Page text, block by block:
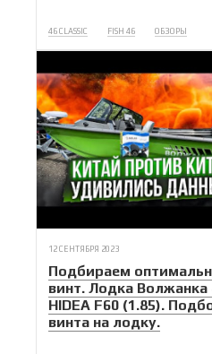
46 CLASSIC FISH 46 ОБЗОРЫ
12 СЕНТЯБРЯ 2023
Подбираем
винт. Лодка
HIDEA F60 (1.85).
винта на лодку.